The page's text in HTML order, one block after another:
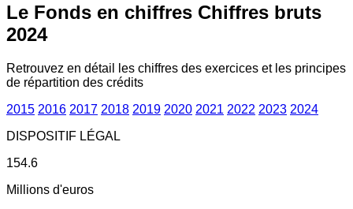
Le Fonds en chiffres Chiffres bruts
2024
Retrouvez en détail les chiffres des exercices et les principes
de répartition des crédits
2015 2016 2017 2018 2019 2020 2021 2022 2023 2024
DISPOSITIF LÉGAL
154.6
Millions d'euros